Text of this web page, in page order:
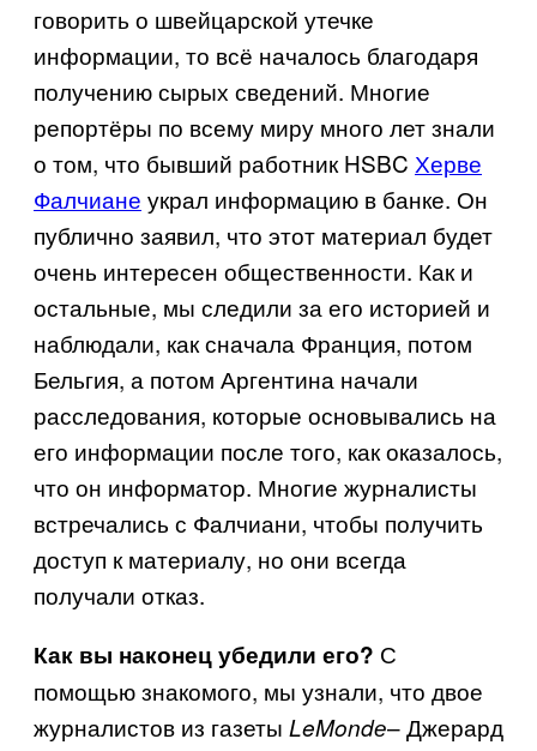
говорить о швейцарской утечке
информации, то всё началось благодаря
получению сырых сведений. Многие
репортёры по всему миру много лет знали
о том, что бывший работник HSBC Херве
Фалчиане украл информацию в банке. Он
публично заявил, что этот материал будет
очень интересен общественности. Как и
остальные, мы следили за его историей и
наблюдали, как сначала Франция, потом
Бельгия, а потом Аргентина начали
расследования, которые основывались на
его информации после того, как оказалось,
что он информатор. Многие журналисты
встречались с Фалчиани, чтобы получить
доступ к материалу, но они всегда
получали отказ.
Как вы наконец убедили его? С
помощью знакомого, мы узнали, что двое
журналистов из газеты LeMondе–Джерард